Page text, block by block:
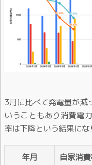
3月に比べて発電量が減
いうこともあり消費電
率は下降という結果にな
年月 自家消